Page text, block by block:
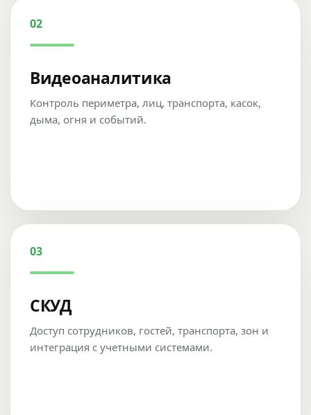
02
Видеоаналитика
Контроль периметра, лиц, транспорта, касок,
дыма, огня и событий.
03
СКУД
Доступ сотрудников, гостей, транспорта, зон и
интеграция с учетными системами.